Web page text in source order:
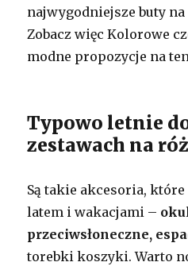
najwygodniejsze buty na
Zobacz więc Kolorowe
modne propozycje na
Typowo letnie
zestawach na
Są takie akcesoria,
latem i wakacjami –
przeciwsłoneczne,
torebki koszyki. Warto